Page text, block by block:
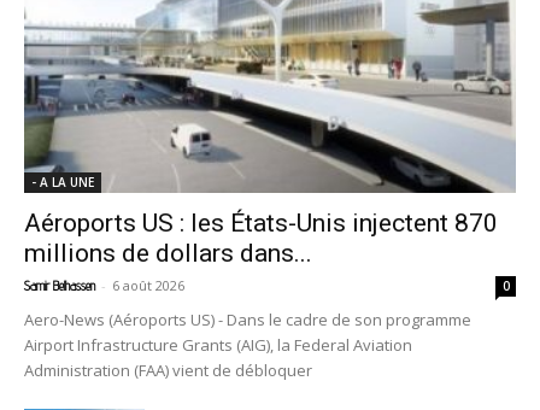
- A LA UNE
Aéroports US : les États-Unis injectent 870
millions de dollars dans...
Samir Belhassen - 6 août 2026 0
Aero-News (Aéroports US) - Dans le cadre de son programme
Airport Infrastructure Grants (AIG), la Federal Aviation
Administration (FAA) vient de débloquer